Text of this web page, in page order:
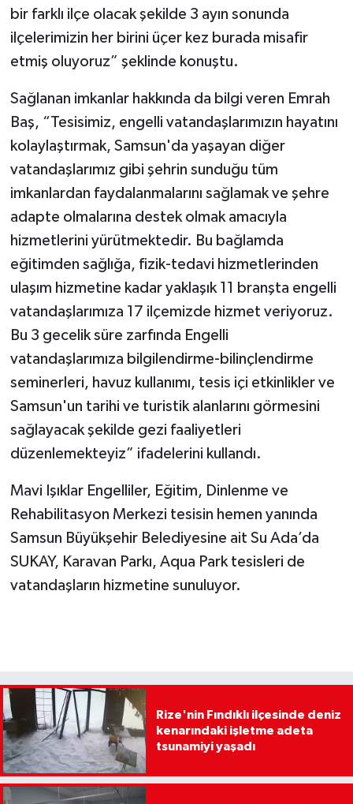
bir farklı ilçe olacak şekilde 3 ayın sonunda
ilçelerimizin her birini üçer kez burada misafir
etmiş oluyoruz” şeklinde konuştu.
Sağlanan imkanlar hakkında da bilgi veren Emrah
Baş, “Tesisimiz, engelli vatandaşlarımızın hayatını
kolaylaştırmak, Samsun'da yaşayan diğer
vatandaşlarımız gibi şehrin sunduğu tüm
imkanlardan faydalanmalarını sağlamak ve şehre
adapte olmalarına destek olmak amacıyla
hizmetlerini yürütmektedir. Bu bağlamda
eğitimden sağlığa, fizik-tedavi hizmetlerinden
ulaşım hizmetine kadar yaklaşık 11 branşta engelli
vatandaşlarımıza 17 ilçemizde hizmet veriyoruz.
Bu 3 gecelik süre zarfında Engelli
vatandaşlarımıza bilgilendirme-bilinçlendirme
seminerleri, havuz kullanımı, tesis içi etkinlikler ve
Samsun'un tarihi ve turistik alanlarını görmesini
sağlayacak şekilde gezi faaliyetleri
düzenlemekteyiz” ifadelerini kullandı.
Mavi Işıklar Engelliler, Eğitim, Dinlenme ve
Rehabilitasyon Merkezi tesisin hemen yanında
Samsun Büyükşehir Belediyesine ait Su Ada’da
SUKAY, Karavan Parkı, Aqua Park tesisleri de
vatandaşların hizmetine sunuluyor.
Rize'nin Fındıklı ilçesinde deniz
kenarındaki işletme adeta
tsunamiyi yaşadı